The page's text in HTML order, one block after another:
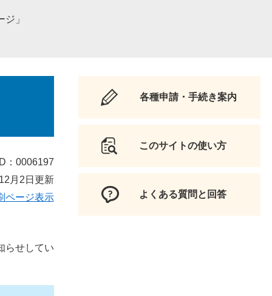
」
：0006197
月2日更新
ページ表示
らせしてい
各種申請・手続き案内
このサイトの使い方
よくある質問と回答